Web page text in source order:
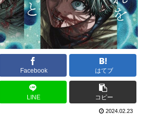
Facebook はてブ
LINE コピー
2024.02.23